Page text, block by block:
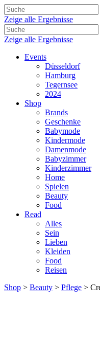
Zeige alle Ergebnisse
Zeige alle Ergebnisse
Events
Düsseldorf
Hamburg
Tegernsee
2024
Shop
Brands
Geschenke
Babymode
Kindermode
Damenmode
Babyzimmer
Kinderzimmer
Home
Spielen
Beauty
Food
Read
Alles
Sein
Lieben
Kleiden
Food
Reisen
Shop > Beauty > Pflege >